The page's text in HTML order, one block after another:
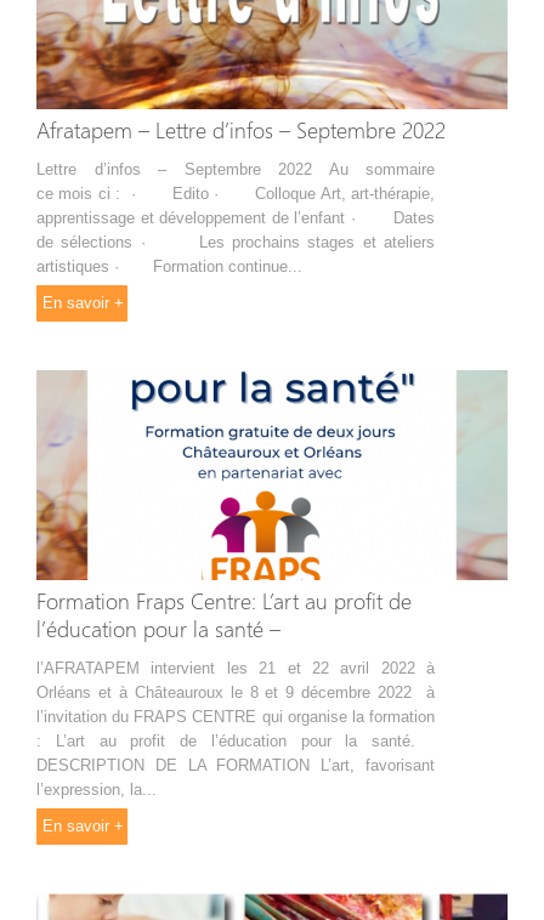
Afratapem – Lettre d’infos – Septembre 2022
Lettre d’infos – Septembre 2022 Au sommaire
ce mois ci : · Edito · Colloque Art, art-thérapie,
apprentissage et développement de l’enfant · Dates
de sélections · Les prochains stages et ateliers
artistiques · Formation continue...
En savoir +
Formation Fraps Centre: L’art au profit de
l’éducation pour la santé –
l’AFRATAPEM intervient les 21 et 22 avril 2022 à
Orléans et à Châteauroux le 8 et 9 décembre 2022 à
l’invitation du FRAPS CENTRE qui organise la formation
: L’art au profit de l’éducation pour la santé.
DESCRIPTION DE LA FORMATION L’art, favorisant
l’expression, la...
En savoir +